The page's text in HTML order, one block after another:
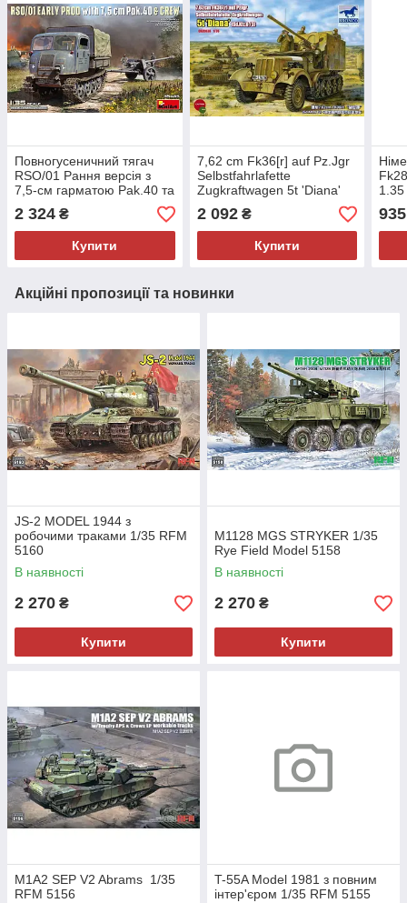
Повногусеничний тягач
RSO/01 Рання версія з
7,5-см гарматою Pak.40 та
екіпажем 1/35 MiniArt
35485
2 324 ₴
Купити
7,62 cm Fk36[r] auf Pz.Jgr
Selbstfahrlafette
Zugkraftwagen 5t 'Diana'
[Sd.Kfz.6/3]
2 092₴
Купити
935
Акційні пропозиції та новинки
JS-2 MODEL 1944 з
робочими траками 1/35 RFM
5160
В наявності
2 270 ₴
Купити
M1128 MGS STRYKER 1/35
Rye Field Model 5158
В наявності
2 270 ₴
Купити
M1A2 SEP V2 Abrams 1/35
RFM 5156
T-55A Model 1981 з повним
інтер'єром 1/35 RFM 5155